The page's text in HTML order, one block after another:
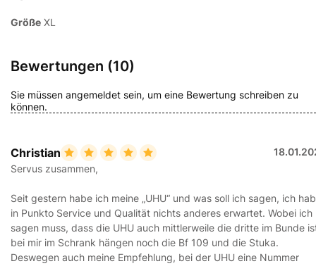
Größe XL
Bewertungen (10)
Sie müssen angemeldet sein, um eine Bewertung schreiben zu
können.
Christian
Servus zusammen,
Seit gestern habe ich meine „UHU“ und was soll ich sagen, ich
in Punkto Service und Qualität nichts anderes erwartet. Wobei ich
sagen muss, dass die UHU auch mittlerweile die dritte im Bunde
bei mir im Schrank hängen noch die Bf 109 und die Stuka.
Deswegen auch meine Empfehlung, bei der UHU eine Nummer